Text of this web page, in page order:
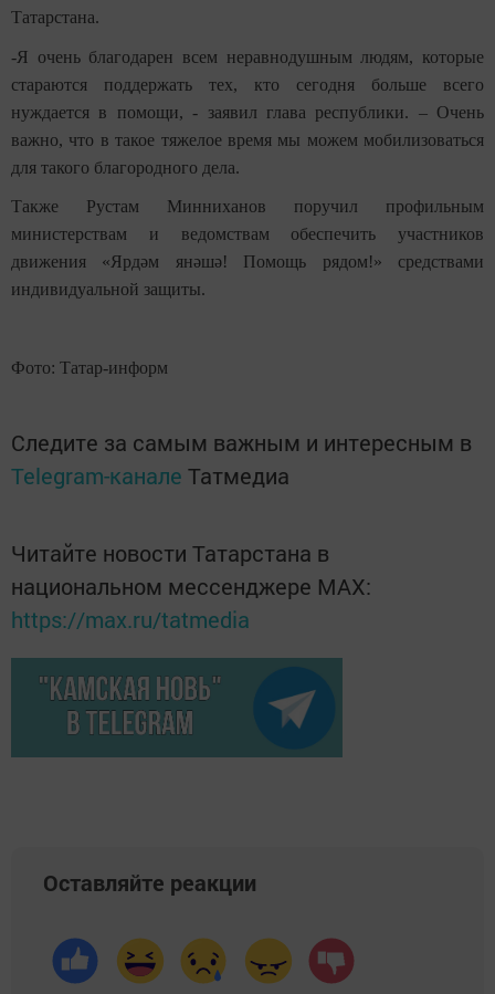
Татарстана.
-Я очень благодарен всем неравнодушным людям, которые
стараются поддержать тех, кто сегодня больше всего
нуждается в помощи, - заявил глава республики. – Очень
важно, что в такое тяжелое время мы можем мобилизоваться
для такого благородного дела.
Также Рустам Минниханов поручил профильным
министерствам и ведомствам обеспечить участников
движения «Ярдәм янәшә! Помощь рядом!» средствами
индивидуальной защиты.
Фото: Татар-информ
Следите за самым важным и интересным в
Telegram-канале Татмедиа
Читайте новости Татарстана в
национальном мессенджере MАХ:
https://max.ru/tatmedia
Оставляйте реакции